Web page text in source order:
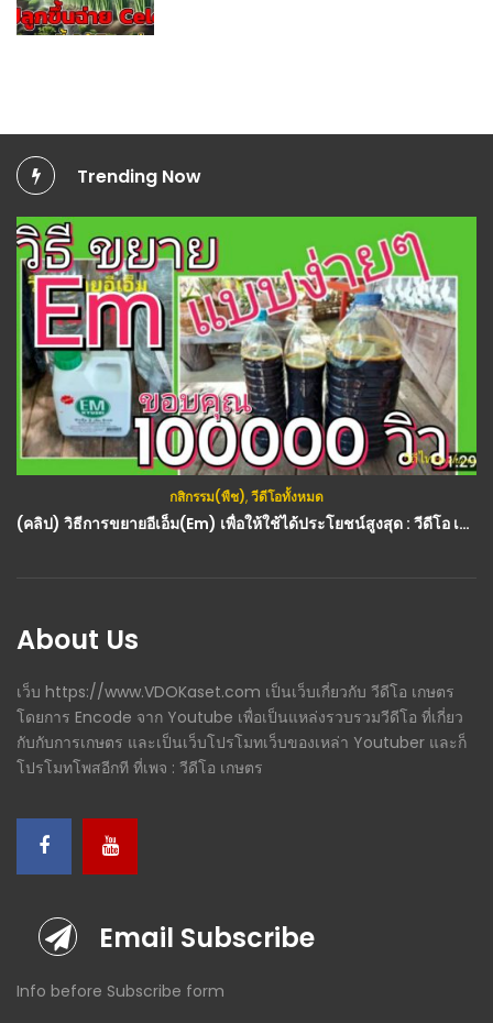
Trending Now
กสิกรรม(พืช),วีดีโอทั้งหมด
(คลิป) วิธีการขยายอีเอ็ม(Em) เพื่อให้ใช้ได้ประโยชน์สูงสุด : วีดีโอ เกษตร
About Us
เว็บ https://www.VDOKaset.com เป็นเว็บเกี่ยวกับ วีดีโอ เกษตร
โดยการ Encode จาก Youtube เพื่อเป็นแหล่งรวบรวมวีดีโอ ที่เกี่ยว
กับกับการเกษตร และเป็นเว็บโปรโมทเว็บของเหล่า Youtuber และก็
โปรโมทโพสอีกที ที่เพจ : วีดีโอ เกษตร
Email Subscribe
Info before Subscribe form